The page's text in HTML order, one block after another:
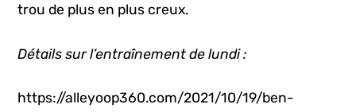
trou de plus en plus creux.
Détails sur l’entraînement de lundi :
https://alleyoop360.com/2021/10/19/ben-